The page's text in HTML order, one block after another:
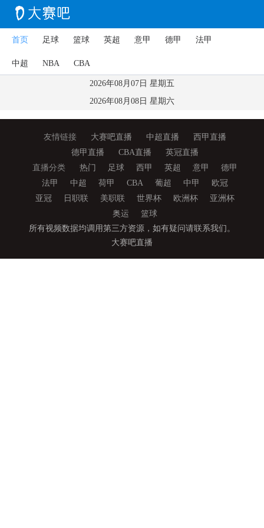
首页 足球 篮球 英超 意甲 德甲 法甲
中超 NBA CBA
2026年08月07日 星期五
2026年08月08日 星期六
友情链接 大赛吧直播 中超直播
西甲直播
德甲直播
CBA直播
英冠直播
直播分类
热门 足球 西甲 英超 意甲
德甲
法甲
中超 荷甲 CBA 葡超 中甲
欧冠
亚冠
日职联 美职联 世界杯 欧洲杯
亚洲杯
奥运
篮球
所有视频数据均调用第三方资源，如有疑问请联系我们。
大赛吧直播